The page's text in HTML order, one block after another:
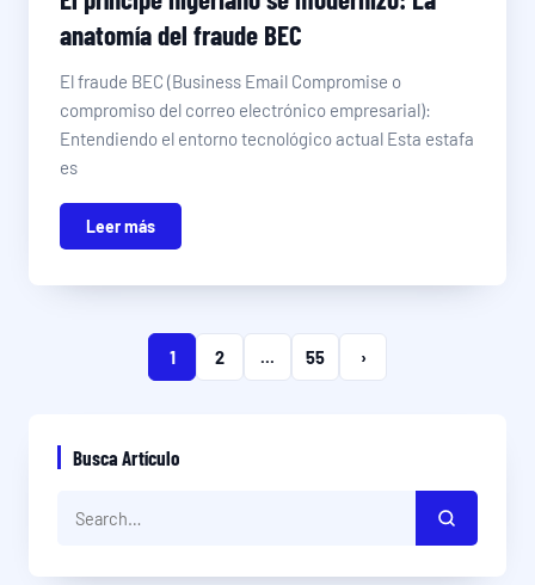
anatomía del fraude BEC
El fraude BEC (Business Email Compromise o
compromiso del correo electrónico empresarial):
Entendiendo el entorno tecnológico actual Esta estafa
es
Leer más
1 2 ... 55 ›
Busca Artículo